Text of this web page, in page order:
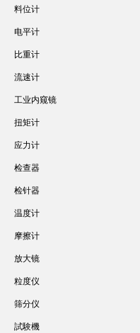
料位计
电平计
比重计
流速计
工业内窥镜
扭矩计
应力计
检查器
检针器
温度计
摩擦计
放大镜
粒度仪
筛分仪
試験機